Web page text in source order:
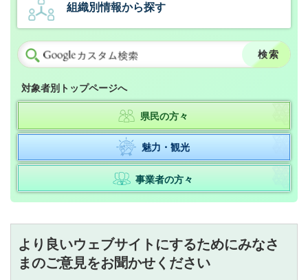
組織別情報から探す
対象者別トップページへ
県民の方々
魅力・観光
事業者の方々
より良いウェブサイトにするためにみなさ
まのご意見をお聞かせください